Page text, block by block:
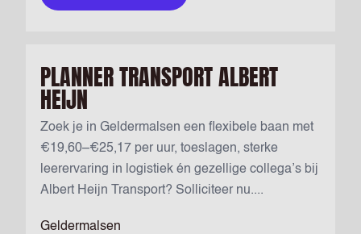
PLANNER TRANSPORT ALBERT
HEIJN
Geldermalsen
Zoek je in Geldermalsen een flexibele baan met
€19,60–€25,17 per uur, toeslagen, sterke
leerervaring in logistiek én gezellige collega’s bij
Albert Heijn Transport? Solliciteer nu....